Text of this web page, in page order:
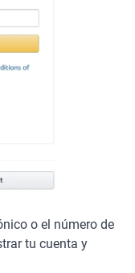
o el número de
tu cuenta y